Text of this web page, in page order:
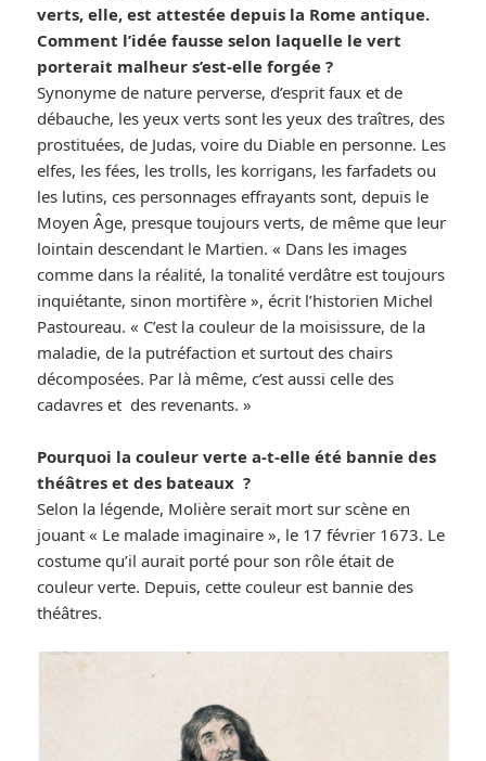
verts, elle, est attestée depuis la Rome antique.
Comment l’idée fausse selon laquelle le vert
porterait malheur s’est-elle forgée ?
Synonyme de nature perverse, d’esprit faux et de
débauche, les yeux verts sont les yeux des traîtres, des
prostituées, de Judas, voire du Diable en personne. Les
elfes, les fées, les trolls, les korrigans, les farfadets ou
les lutins, ces personnages effrayants sont, depuis le
Moyen Âge, presque toujours verts, de même que leur
lointain descendant le Martien. « Dans les images
comme dans la réalité, la tonalité verdâtre est toujours
inquiétante, sinon mortifère », écrit l’historien Michel
Pastoureau. « C’est la couleur de la moisissure, de la
maladie, de la putréfaction et surtout des chairs
décomposées. Par là même, c’est aussi celle des
cadavres et des revenants. »
Pourquoi la couleur verte a-t-elle été bannie des
théâtres et des bateaux ?
Selon la légende, Molière serait mort sur scène en
jouant « Le malade imaginaire », le 17 février 1673. Le
costume qu’il aurait porté pour son rôle était de
couleur verte. Depuis, cette couleur est bannie des
théâtres.